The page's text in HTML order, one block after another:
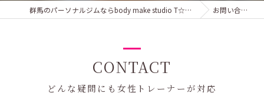
群馬のパーソナルジムならbody make studio T☆SHAPE お問い合わせ
どんな疑問にも女性トレーナーが対応
CONTACT